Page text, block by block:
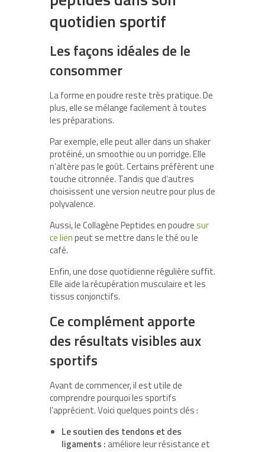
quotidien sportif
Les façons idéales de le
consommer
La forme en poudre reste très pratique. De
plus, elle se mélange facilement à toutes
les préparations.
Par exemple, elle peut aller dans un shaker
protéiné, un smoothie ou un porridge. Elle
n’altère pas le goût. Certains préfèrent une
touche citronnée. Tandis que d’autres
choisissent une version neutre pour plus de
polyvalence.
Aussi, le Collagène Peptides en poudresur
ce lienpeut se mettre dans le thé ou le
café.
Enfin, une dose quotidienne régulière suffit.
Elle aide la récupération musculaire et les
tissus conjonctifs.
Ce complément apporte
des résultats visibles aux
sportifs
Avant de commencer, il est utile de
comprendre pourquoi les sportifs
l’apprécient. Voici quelques points clés :
Le soutien des tendons et des
ligaments : améliore leur résistance et